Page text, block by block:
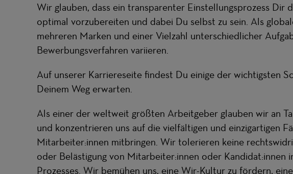
Wir glauben, dass ein transparenter Einstellungsprozess Dir
optimal vorzubereiten und dabei Du selbst zu sein. Als
mehreren Marken und einer Vielzahl unterschiedlicher
Bewerbungsverfahren variieren.
Auf unserer Karriereseite findest Du einige der wichtigsten
Deinem Weg erwarten.
Als einer der weltweit größten Arbeitgeber glauben wir an
und konzentrieren uns auf die vielfältigen und einzigartigen
Mitarbeiter:innen mitbringen. Wir tolerieren keine
oder Belästigung von Mitarbeiter:innen oder Kandidat:innen
Prozesses. Wir bemühen uns, eine Wir-Kultur zu fördern,